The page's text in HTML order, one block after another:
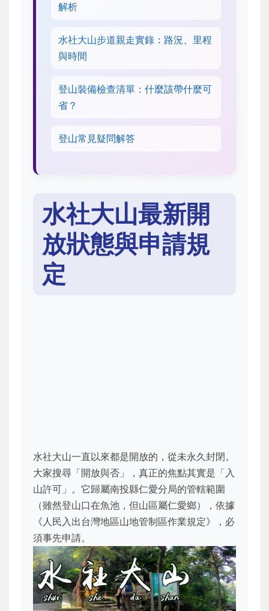
解析
水社大山步道親走實錄：路況、里程
與時間
登山裝備檢查清單：什麼該帶什麼可
省？
登山常見疑問解答
水社大山最新開
放狀態與申請規
定
水社大山一直以來都是開放的，從未永久封閉。
大家搜尋「開放與否」，真正的焦點其實是「入
山許可」。它歸屬南投縣仁愛分局的管轄範圍
（雖然登山口在魚池，但山區屬仁愛鄉），依據
《人民入出台灣地區山地管制區作業規定》，必
須事先申請。